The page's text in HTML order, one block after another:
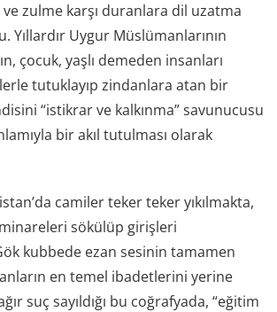
zulme karşı duranlara dil uzatma
Yıllardır Uygur Müslümanlarının
çocuk, yaşlı demeden insanları
tutuklayıp zindanlara atan bir
“istikrar ve kalkınma” savunucusu
bir akıl tutulması olarak
camiler teker teker yıkılmakta,
sökülüp girişleri
kubbede ezan sesinin tamamen
en temel ibadetlerini yerine
suç sayıldığı bu coğrafyada, “eğitim